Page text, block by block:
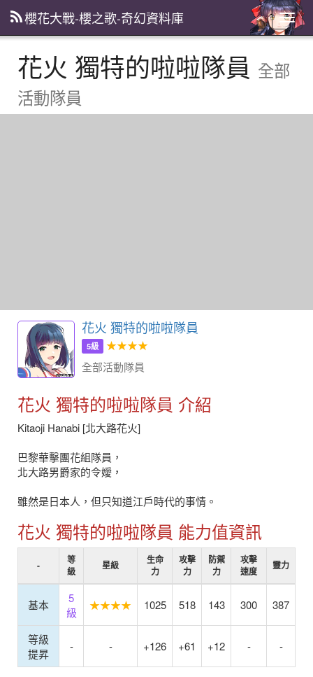
主
選
櫻花大戰-櫻之歌-奇幻資料庫
花火 獨特的啦啦隊員 全部
活動隊員
花火 獨特的啦啦隊員
5級
★★★★
全部活動隊員
花火 獨特的啦啦隊員 介紹
Kitaoji Hanabi [北大路花火]
巴黎華擊團花組隊員，
北大路男爵家的令嬡，
雖然是日本人，但只知道江戶時代的事情。
花火 獨特的啦啦隊員 能力值資訊
-
等
級
星級
生命
力
攻擊
力
防禦
力
攻擊
速度
靈力
基本
5
級
★★★★ 1025 518 143 300 387
等級
提昇
- - +126 +61 +12 - -